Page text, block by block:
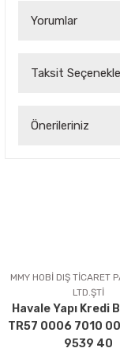
Yorumlar
Taksit
Önerileriniz
Ürün
Ürün bilgilerinde
Ürün fiyatı diğer
Bu ürüne benzer
MMY HOBİ DIŞ TİCARET
LTD.ŞTİ
Havale Yapı Kredi
TR57 0006 7010
9539 40